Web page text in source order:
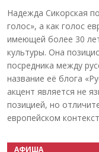
Надежда Сикорская
голос», а как голос
имеющей более 30
культуры. Она
посредника между
название её блога
акцент является не
позицией, но
европейском
АФИША